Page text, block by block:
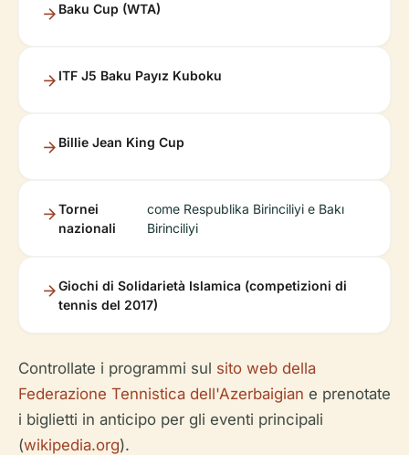
Baku Cup (WTA)
ITF J5 Baku Payız Kuboku
Billie Jean King Cup
Tornei
nazionali
come Respublika Birinciliyi e Bakı
Birinciliyi
Giochi di Solidarietà Islamica (competizioni di
tennis del 2017)
Controllate i programmi sul sito web della
Federazione Tennistica dell'Azerbaigian e prenotate
i biglietti in anticipo per gli eventi principali
(wikipedia.org).